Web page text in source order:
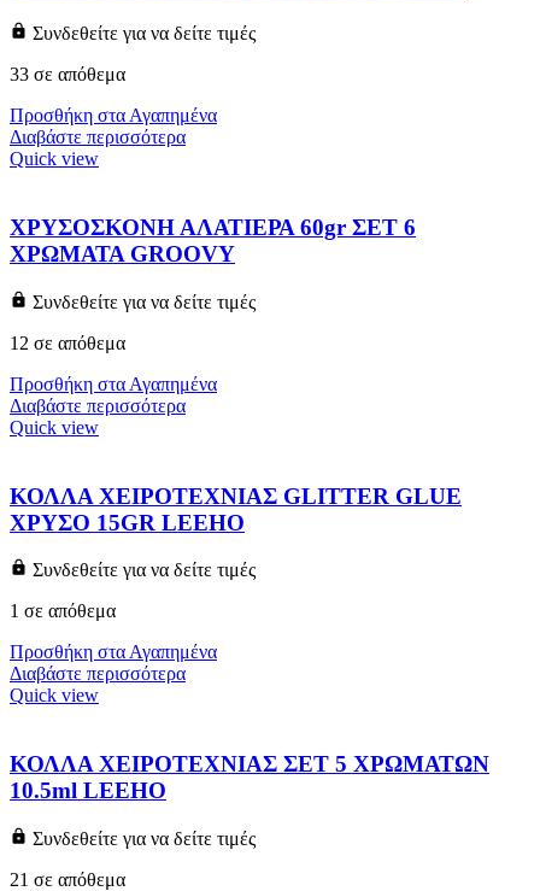
Συνδεθείτε για να δείτε τιμές
33 σε απόθεμα
Προσθήκη στα Αγαπημένα
Διαβάστε περισσότερα
Quick view
ΧΡΥΣΟΣΚΟΝΗ ΑΛΑΤΙΕΡΑ 60gr ΣΕΤ 6
ΧΡΩΜΑΤΑ GROOVY
Συνδεθείτε για να δείτε τιμές
12 σε απόθεμα
Προσθήκη στα Αγαπημένα
Διαβάστε περισσότερα
Quick view
ΚΟΛΛΑ ΧΕΙΡΟΤΕΧΝΙΑΣ GLITTER GLUE
ΧΡΥΣΟ 15GR LEEHO
Συνδεθείτε για να δείτε τιμές
1 σε απόθεμα
Προσθήκη στα Αγαπημένα
Διαβάστε περισσότερα
Quick view
ΚΟΛΛΑ ΧΕΙΡΟΤΕΧΝΙΑΣ ΣΕΤ 5 ΧΡΩΜΑΤΩΝ
10.5ml LEEHO
Συνδεθείτε για να δείτε τιμές
21 σε απόθεμα